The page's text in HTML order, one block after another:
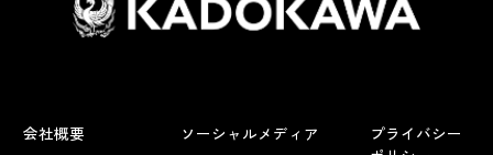
会社概要 ソーシャルメディア
プライバシー